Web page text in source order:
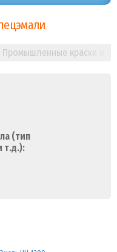
Промышленные краски и
(тип
т.д.):